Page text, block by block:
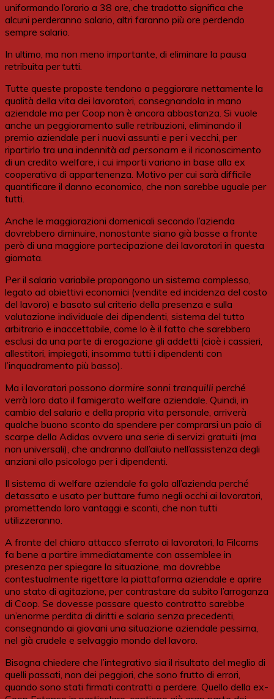
uniformando l’orario a 38 ore, che tradotto significa che
alcuni perderanno salario, altri faranno più ore perdendo
sempre salario.
In ultimo, ma non meno importante, di eliminare la pausa
retribuita per tutti.
Tutte queste proposte tendono a peggiorare nettamente la
qualità della vita dei lavoratori, consegnandola in mano
aziendale ma per Coop non è ancora abbastanza. Si vuole
anche un peggioramento sulle retribuzioni, eliminando il
premio aziendale per i nuovi assunti e per i vecchi, per
ripartirlo tra una indennità ad personam e il riconoscimento
di un credito welfare, i cui importi variano in base alla ex
cooperativa di appartenenza. Motivo per cui sarà difficile
quantificare il danno economico, che non sarebbe uguale per
tutti.
Anche le maggiorazioni domenicali secondo l’azienda
dovrebbero diminuire, nonostante siano già basse a fronte
però di una maggiore partecipazione dei lavoratori in questa
giornata.
Per il salario variabile propongono un sistema complesso,
legato ad obiettivi economici (vendite ed incidenza del costo
del lavoro) e basato sul criterio della presenza e sulla
valutazione individuale dei dipendenti, sistema del tutto
arbitrario e inaccettabile, come lo è il fatto che sarebbero
esclusi da una parte di erogazione gli addetti (cioè i cassieri,
allestitori, impiegati, insomma tutti i dipendenti con
l’inquadramento più basso).
Ma i lavoratori possono dormire sonni tranquilli perché
verrà loro dato il famigerato welfare aziendale. Quindi, in
cambio del salario e della propria vita personale, arriverà
qualche buono sconto da spendere per comprarsi un paio di
scarpe della Adidas ovvero una serie di servizi gratuiti (ma
non universali), che andranno dall’aiuto nell’assistenza degli
anziani allo psicologo per i dipendenti.
Il sistema di welfare aziendale fa gola all’azienda perché
detassato e usato per buttare fumo negli occhi ai lavoratori,
promettendo loro vantaggi e sconti, che non tutti
utilizzeranno.
A fronte del chiaro attacco sferrato ai lavoratori, la Filcams
fa bene a partire immediatamente con assemblee in
presenza per spiegare la situazione, ma dovrebbe
contestualmente rigettare la piattaforma aziendale e aprire
uno stato di agitazione, per contrastare da subito l’arroganza
di Coop. Se dovesse passare questo contratto sarebbe
un’enorme perdita di diritti e salario senza precedenti,
consegnando ai giovani una situazione aziendale pessima,
nel già crudele e selvaggio mondo del lavoro.
Bisogna chiedere che l’integrativo sia il risultato del meglio di
quelli passati, non dei peggiori, che sono frutto di errori,
quando sono stati firmati contratti a perdere. Quello della ex-